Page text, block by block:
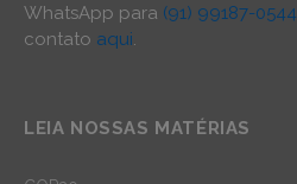
WhatsApp para (91) 99187-0544
contato aqui.
LEIA NOSSAS MATÉRIAS